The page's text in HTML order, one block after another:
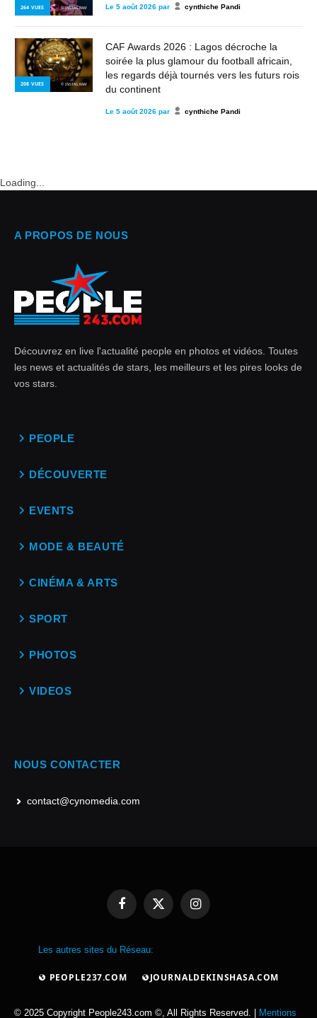
264 VUES © INSTAGRAM Le 5 août 2026 par cynthiche Pandi
208 VUES © INSTAGRAM
CAF Awards 2026 : Lagos décroche la
soirée la plus glamour du football africain,
les regards déjà tournés vers les futurs rois
du continent
Le 5 août 2026 par cynthiche Pandi
Loading...
A PROPOS DE NOUS
Découvrez en live l'actualité people en photos et vidéos. Toutes
les news et actualités de stars, les meilleurs et les pires looks de
vos stars.
PEOPLE
DÉCOUVERTE
EVENTS
MODE & BEAUTÉ
CINÉMA & ARTS
SPORT
PHOTOS
VIDEOS
NOUS CONTACTER
contact@cynomedia.com
FacebookX
Instagram
Les autres sites du Réseau:
PEOPLE237.COM JOURNALDEKINSHASA.COM
© 2025 Copyright People243.com ©, All Rights Reserved. | Mentions